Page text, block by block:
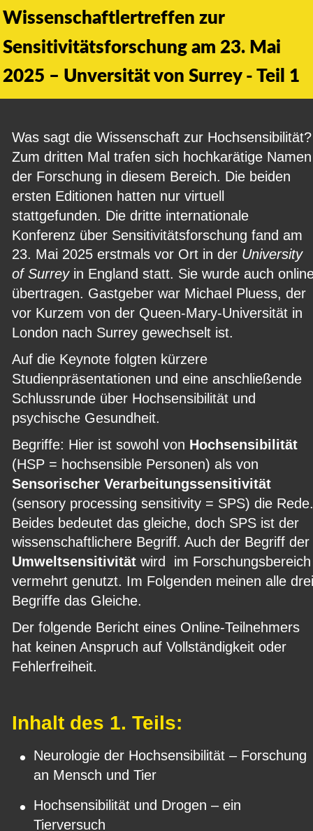
Was sagt die Wissenschaft zur
Zum dritten Mal trafen sich hochkarätige
der Forschung in diesem Bereich. Die beiden
ersten Editionen hatten nur virtuell
stattgefunden. Die dritte internationale
Konferenz über Sensitivitätsforschung fand am
23. Mai 2025 erstmals vor Ort in der University
of Surrey in England statt. Sie wurde auch
übertragen. Gastgeber war Michael Pluess, der
vor Kurzem von der Queen-Mary-Universität in
London nach Surrey gewechselt ist.
Auf die Keynote folgten kürzere
Studienpräsentationen und eine anschließende
Schlussrunde über Hochsensibilität und
psychische Gesundheit.
Begriffe: Hier ist sowohl von Hochsensibilität
(HSP = hochsensible Personen) als von
Sensorischer Verarbeitungssensitivität
(sensory processing sensitivity = SPS) die
Beides bedeutet das gleiche, doch SPS ist der
wissenschaftlichere Begriff. Auch der Begriff der
Umweltsensitivität wird  im
vermehrt genutzt. Im Folgenden meinen alle
Begriffe das Gleiche.
Der folgende Bericht eines Online-Teilnehmers
hat keinen Anspruch auf Vollständigkeit oder
Fehlerfreiheit.
Inhalt des 1. Teils:
• Neurologie der Hochsensibilität – Forschung
an Mensch und Tier
• Hochsensibilität und Drogen – ein
Tierversuch
Wissenschaftlertreffen zur
Sensitivitätsforschung am 23. Mai
2025 – Unversität von Surrey - Teil 1